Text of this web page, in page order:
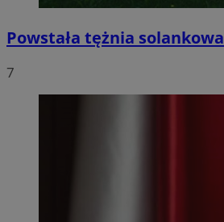
Powstała tężnia solankowa
7